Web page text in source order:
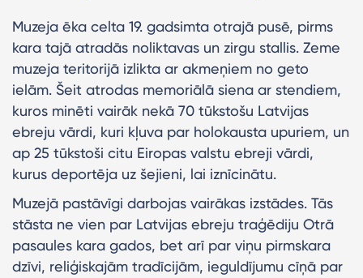
Muzeja ēka celta 19. gadsimta otrajā pusē, pirms
kara tajā atradās noliktavas un zirgu stallis. Zeme
muzeja teritorijā izlikta ar akmeņiem no geto
ielām. Šeit atrodas memoriālā siena ar stendiem,
kuros minēti vairāk nekā 70 tūkstošu Latvijas
ebreju vārdi, kuri kļuva par holokausta upuriem, un
ap 25 tūkstoši citu Eiropas valstu ebreji vārdi,
kurus deportēja uz šejieni, lai iznīcinātu.
Muzejā pastāvīgi darbojas vairākas izstādes. Tās
stāsta ne vien par Latvijas ebreju traģēdiju Otrā
pasaules kara gados, bet arī par viņu pirmskara
dzīvi, reliģiskajām tradīcijām, ieguldījumu cīņā par